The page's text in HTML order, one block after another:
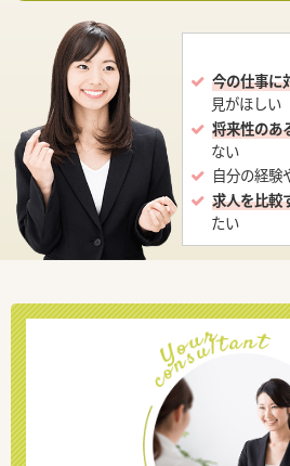
今の仕事に
見がほしい
将来性のあ
ない
自分の経験
求人を比較
たい